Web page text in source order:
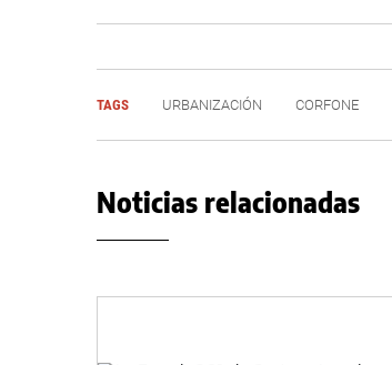
TAGS URBANIZACIÓN CORFONE
Noticias relacionadas